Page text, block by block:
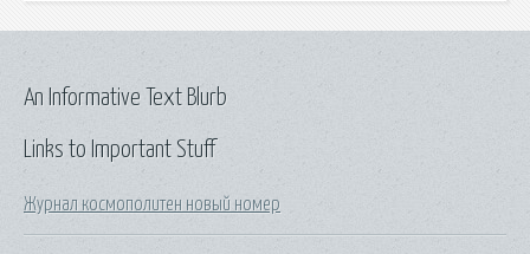
Links to Important Stuff
Журнал космополитен новый номер
An Informative Text Blurb